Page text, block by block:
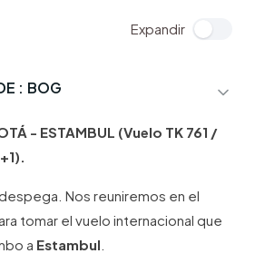
: BOG
- ESTAMBUL (Vuelo TK 761 /
Nos reuniremos en el
tomar el vuelo internacional que
a Estambul